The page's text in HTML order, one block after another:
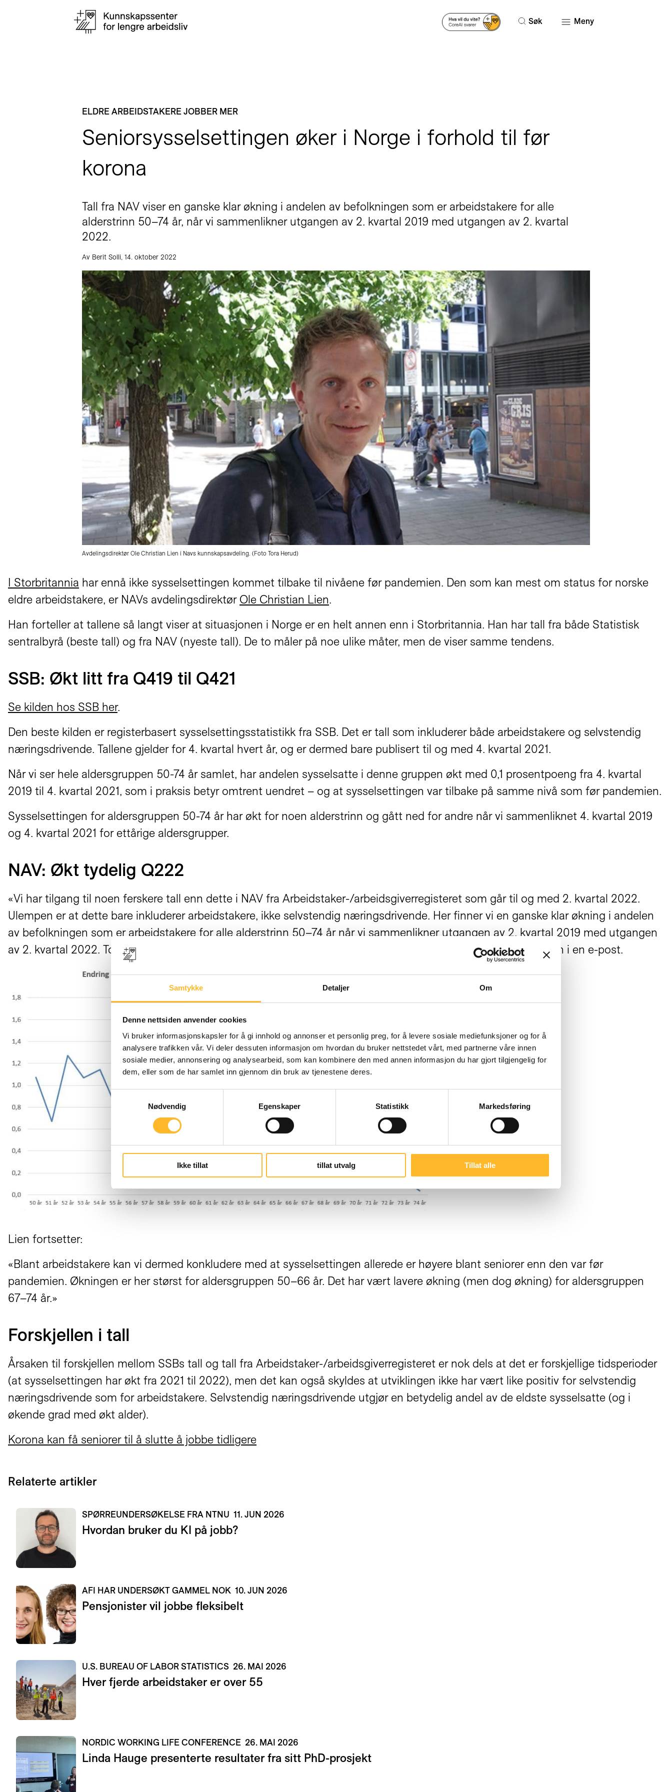
Samtykke Detaljer Om
Denne nettsiden anvender cookies
Vi bruker informasjonskapsler for å gi innhold og annonser et personlig preg, for å levere sosiale mediefunksjoner og for å
analysere trafikken vår. Vi deler dessuten informasjon om hvordan du bruker nettstedet vårt, med partnerne våre innen
sosiale medier, annonsering og analysearbeid, som kan kombinere den med annen informasjon du har gjort tilgjengelig for
dem, eller som de har samlet inn gjennom din bruk av tjenestene deres.
Samtykkevalg
Nødvendig
Egenskaper Statistikk Markedsføring
Ikke tillat tillat utvalg Tillat alle
Søk Meny
ELDRE ARBEIDSTAKERE JOBBER MER
Seniorsysselsettingen øker i Norge i forhold til før
korona
Tall fra NAV viser en ganske klar økning i andelen av befolkningen som er arbeidstakere for alle
alderstrinn 50–74 år, når vi sammenlikner utgangen av 2. kvartal 2019 med utgangen av 2. kvartal
2022.
Av Berit Solli, 14. oktober 2022
Avdelingsdirektør Ole Christian Lien i Navs kunnskapsavdeling. (Foto Tora Herud)
I Storbritannia har ennå ikke sysselsettingen kommet tilbake til nivåene før pandemien. Den som kan mest om status for norske
eldre arbeidstakere, er NAVs avdelingsdirektør Ole Christian Lien
Han forteller at tallene så langt viser at situasjonen i Norge er en helt annen enn i Storbritannia. Han har tall fra både Statistisk
sentralbyrå (beste tall) og fra NAV (nyeste tall). De to måler på noe ulike måter, men de viser samme tendens.
SSB: Økt litt fra Q419 til Q421
Se kilden hos SSB her.
Den beste kilden er registerbasert sysselsettingsstatistikk fra SSB. Det er tall som inkluderer både arbeidstakere og selvstendig
næringsdrivende. Tallene gjelder for 4. kvartal hvert år, og er dermed bare publisert til og med 4. kvartal 2021.
Når vi ser hele aldersgruppen 50-74 år samlet, har andelen sysselsatte i denne gruppen økt med 0,1 prosentpoeng fra 4. kvartal
2019 til 4. kvartal 2021, som i praksis betyr omtrent uendret – og at sysselsettingen var tilbake på samme nivå som før pandemien.
Sysselsettingen for aldersgruppen 50-74 år har økt for noen alderstrinn og gått ned for andre når vi sammenliknet 4. kvartal 2019
og 4. kvartal 2021 for ettårige aldersgrupper.
NAV: Økt tydelig Q222
«Vi har tilgang til noen ferskere tall enn dette i NAV fra Arbeidstaker-/arbeidsgiverregisteret som går til og med 2. kvartal 2022.
Ulempen er at dette bare inkluderer arbeidstakere, ikke selvstendig næringsdrivende. Her finner vi en ganske klar økning i andelen
av befolkningen som er arbeidstakere for alle alderstrinn 50–74 år når vi sammenlikner utgangen av 2. kvartal 2019 med utgangen
av 2. kvartal 2022. Totalt for hele aldersgruppen 50–74 år har økningen vært på 0,8 prosentpoeng,» skriver Lien i en e-post.
Lien fortsetter:
«Blant arbeidstakere kan vi dermed konkludere med at sysselsettingen allerede er høyere blant seniorer enn den var før
pandemien. Økningen er her størst for aldersgruppen 50–66 år. Det har vært lavere økning (men dog økning) for aldersgruppen
67–74 år.»
Forskjellen i tall
Årsaken til forskjellen mellom SSBs tall og tall fra Arbeidstaker-/arbeidsgiverregisteret er nok dels at det er forskjellige tidsperioder
(at sysselsettingen har økt fra 2021 til 2022), men det kan også skyldes at utviklingen ikke har vært like positiv for selvstendig
næringsdrivende som for arbeidstakere. Selvstendig næringsdrivende utgjør en betydelig andel av de eldste sysselsatte (og i
økende grad med økt alder).
Korona kan få seniorer til å slutte å jobbe tidligere
Relaterte artikler
SPØRREUNDERSØKELSE FRA NTNU 11. JUN 2026
Hvordan bruker du KI på jobb?
AFI HAR UNDERSØKT GAMMEL NOK 10. JUN 2026
Pensjonister vil jobbe fleksibelt
U.S. BUREAU OF LABOR STATISTICS 26. MAI 2026
Hver fjerde arbeidstaker er over 55
NORDIC WORKING LIFE CONFERENCE 26. MAI 2026
Linda Hauge presenterte resultater fra sitt PhD-prosjekt